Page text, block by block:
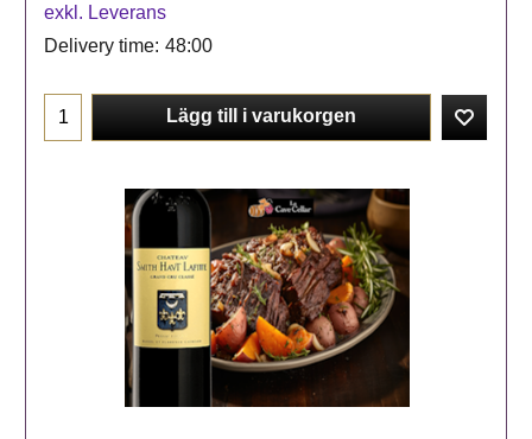
exkl. Leverans
Delivery time: 48:00
Lägg till i varukorgen